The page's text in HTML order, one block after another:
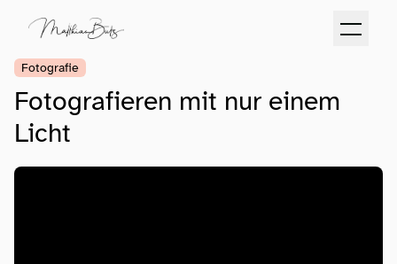
Fotografie
Fotografieren mit nur einem
Licht